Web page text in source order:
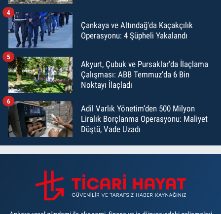
Çankaya ve Altındağ'da Kaçakçılık
Operasyonu: 4 Şüpheli Yakalandı
4
Akyurt, Çubuk ve Pursaklar’da İlaçlama
Çalışması: ABB Temmuz’da 6 Bin
Noktayı İlaçladı
5
Adil Varlık Yönetim’den 500 Milyon
Liralık Borçlanma Operasyonu: Maliyet
Düştü, Vade Uzadı
6